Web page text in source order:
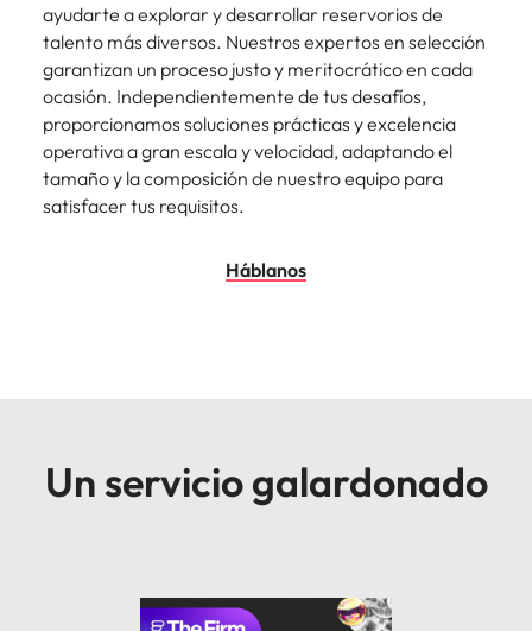
ayudarte a explorar y desarrollar reservorios de
talento más diversos. Nuestros expertos en selección
garantizan un proceso justo y meritocrático en cada
ocasión. Independientemente de tus desafíos,
proporcionamos soluciones prácticas y excelencia
operativa a gran escala y velocidad, adaptando el
tamaño y la composición de nuestro equipo para
satisfacer tus requisitos.
Háblanos
Un servicio galardonado